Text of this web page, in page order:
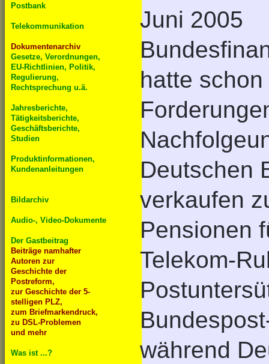
Postbank
Telekommunikation
Dokumentenarchiv
Gesetze, Verordnungen,
EU-Richtlinien, Politik,
Regulierung,
Rechtsprechung u.ä.
Jahresberichte,
Tätigkeitsberichte,
Geschäftsberichte,
Studien
Produktinformationen,
Kundenanleitungen
Bildarchiv
Audio-, Video-Dokumente
Der Gastbeitrag
Beiträge namhafter
Autoren zur
Geschichte der
Postreform,
zur Geschichte der 5-
stelligen PLZ,
zum Briefmarkendruck,
zu DSL-Problemen
und mehr
Was ist ...?
Juni 2005
hatte
Deutschen
verkaufen
Pensionen
Telekom-
während